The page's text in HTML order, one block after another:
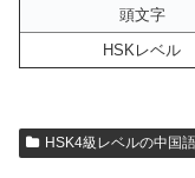
頭文字
HSKレベル
HSK4級レベルの中国語